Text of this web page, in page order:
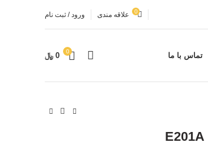
0 علاقه مندی ورود / ثبت نام
تماس با ما 0
0 ﷼